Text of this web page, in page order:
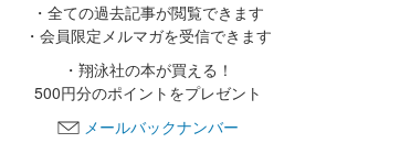
・全ての過去記事が閲覧できます
・会員限定メルマガを受信できます
・翔泳社の本が買える！
500円分のポイントをプレゼント
メールバックナンバー